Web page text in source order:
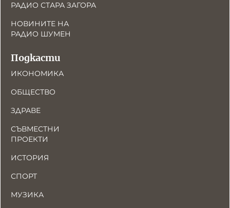
РАДИО СТАРА ЗАГОРА
НОВИНИТЕ НА
РАДИО ШУМЕН
Подкасти
ИКОНОМИКА
ОБЩЕСТВО
ЗДРАВЕ
СЪВМЕСТНИ
ПРОЕКТИ
ИСТОРИЯ
СПОРТ
МУЗИКА